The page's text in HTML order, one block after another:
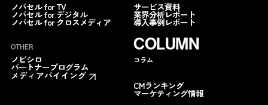
COLUMN
コラム
CMランキング
マーケティング情報
ノバセル for TV
ノバセル for デジタル
ノバセル for クロスメディア
OTHER
ノビシロ
パートナープログラム
メディアバイイング
サービス資料
業界分析レポート
導入事例レポート